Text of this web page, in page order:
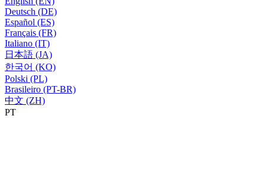
Deutsch (DE)
Español (ES)
Français (FR)
Italiano (IT)
日本語 (JA)
한국어 (KO)
Polski (PL)
Brasileiro (PT-BR)
中文 (ZH)
PT